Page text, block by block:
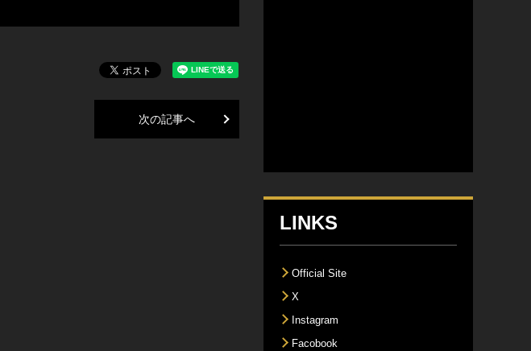
次の記事へ
LINKS
Official Site
X
Instagram
Facobook